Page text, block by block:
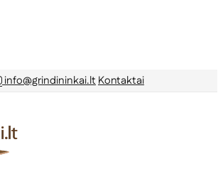
info@grindininkai.lt Kontaktai